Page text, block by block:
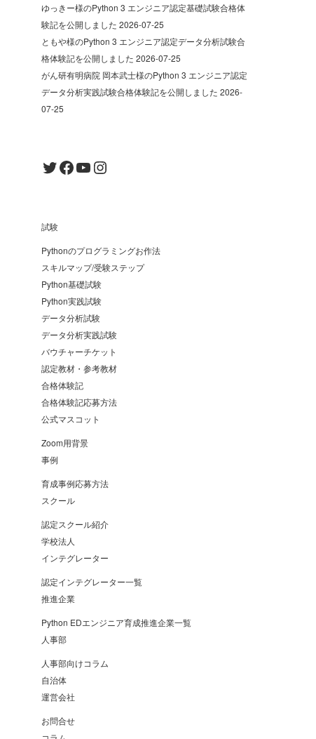
ゆっきー様のPython 3 エンジニア認定基礎試験合格体
験記を公開しました 2026-07-25
ともや様のPython 3 エンジニア認定データ分析試験合
格体験記を公開しました 2026-07-25
がん研有明病院 岡本武士様のPython 3 エンジニア認定
データ分析実践試験合格体験記を公開しました 2026-
07-25
Twitter
Facebook
YouTube
Instagram
試験
Pythonのプログラミングお作法
スキルマップ/受験ステップ
Python基礎試験
Python実践試験
データ分析試験
データ分析実践試験
バウチャーチケット
認定教材・参考教材
合格体験記
合格体験記応募方法
公式マスコット
Zoom用背景
事例
育成事例応募方法
スクール
認定スクール紹介
学校法人
インテグレーター
認定インテグレーター一覧
推進企業
Python EDエンジニア育成推進企業一覧
人事部
人事部向けコラム
自治体
運営会社
お問合せ